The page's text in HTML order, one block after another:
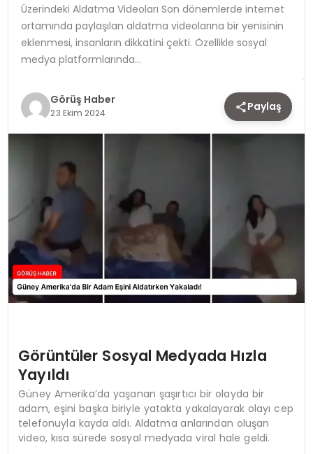
TEKNOLOJI
YAŞAM
Üzerindeki Aldatma Videoları Son dönemlerde internet
ortamında paylaşılan aldatma videolarına bir yenisinin
eklenmesi, insanların dikkatini çekti. Özellikle sosyal
medya platformlarında…
Görüş Haber
23 Ekim 2024 Paylaş
Görüntüler Sosyal Medyada Hızla
Yayıldı
Güney Amerika’da yaşanan şaşırtıcı bir olayda bir
adam, eşini başka biriyle yatakta yakalayarak olayı cep
telefonuyla kayda aldı. Aldatma anlarından oluşan
video, kısa sürede sosyal medyada viral hale geldi.